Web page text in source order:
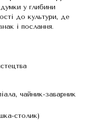
у глибини
до культури, де
і послання.
чайник-заварник
столик)